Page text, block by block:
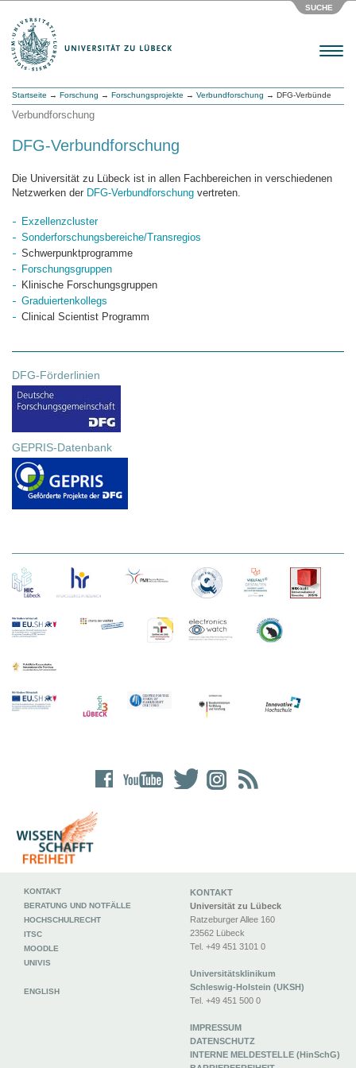
SUCHE
Menu
Startseite → Forschung → Forschungsprojekte → Verbundforschung → DFG-Verbünde
Verbundforschung
DFG-Verbundforschung
Die Universität zu Lübeck ist in allen Fachbereichen in verschiedenen
Netzwerken der DFG-Verbundforschung vertreten.
Exzellenzcluster
Sonderforschungsbereiche/Transregios
Schwerpunktprogramme
Forschungsgruppen
Klinische Forschungsgruppen
Graduiertenkollegs
Clinical Scientist Programm
DFG-Förderlinien
GEPRIS-Datenbank
KONTAKT
Universität zu Lübeck
Ratzeburger Allee 160
23562 Lübeck
Tel. +49 451 3101 0
Universitätsklinikum
Schleswig-Holstein (UKSH)
Tel. +49 451 500 0
IMPRESSUM
DATENSCHUTZ
INTERNE MELDESTELLE (HinSchG)
KONTAKT
BERATUNG UND NOTFÄLLE
HOCHSCHULRECHT
ITSC
MOODLE
UNIVIS
ENGLISH